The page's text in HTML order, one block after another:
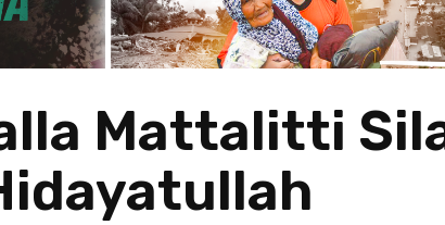
Mattalitti